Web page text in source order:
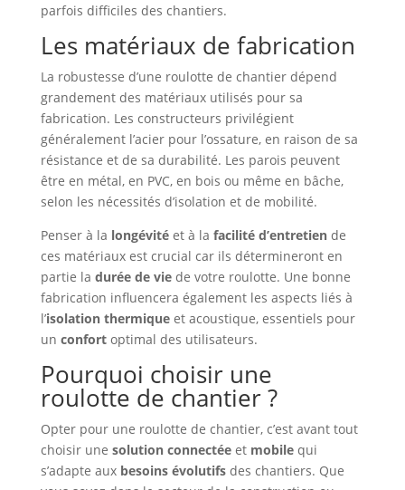
parfois difficiles des chantiers.
Les matériaux de fabrication
La robustesse d’une roulotte de chantier dépend
grandement des matériaux utilisés pour sa
fabrication. Les constructeurs privilégient
généralement l’acier pour l’ossature, en raison de sa
résistance et de sa durabilité. Les parois peuvent
être en métal, en PVC, en bois ou même en bâche,
selon les nécessités d’isolation et de mobilité.
Penser à la longévitéet à la facilité d’entretiende
ces matériaux est crucial car ils détermineront en
partie la durée de viede votre roulotte. Une bonne
fabrication influencera également les aspects liés à
l’isolation thermiqueet acoustique, essentiels pour
un confortoptimal des utilisateurs.
Pourquoi choisir une
roulotte de chantier ?
Opter pour une roulotte de chantier, c’est avant tout
choisir une solution connectéeet mobilequi
s’adapte aux besoins évolutifsdes chantiers. Que